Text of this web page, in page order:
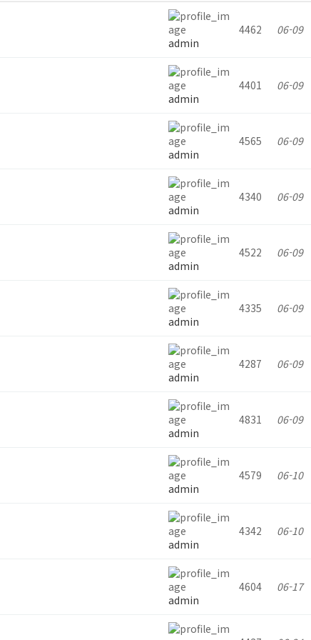
admin
4462 06-09
admin
4401 06-09
admin
4565 06-09
admin
4340 06-09
admin
4522 06-09
admin
4335 06-09
admin
4287 06-09
admin
4831 06-09
admin
4579 06-10
admin
4342 06-10
admin
4604 06-17